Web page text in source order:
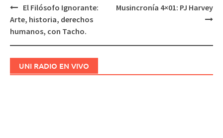
Navegación
de
entradas
El Filósofo Ignorante:
Arte, historia, derechos
humanos, con Tacho.
Musincronía 4×01: PJ Harvey
UNI RADIO EN VIVO